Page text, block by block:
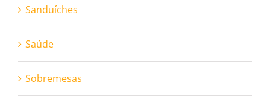
Sanduíches
Saúde
Sobremesas